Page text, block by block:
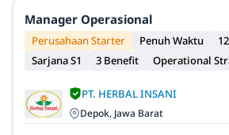
Manager Operasional
Perusahaan Starter Penuh Waktu
Sarjana S1
3 Benefit Operational
PT. HERBAL INSANI
Depok, Jawa Barat